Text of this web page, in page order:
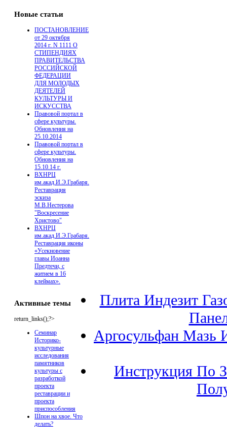
Новые статьи
ПОСТАНОВЛЕНИЕ
от 29 октября
2014 г. N 1111 О
СТИПЕНДИЯХ
ПРАВИТЕЛЬСТВА
РОССИЙСКОЙ
ФЕДЕРАЦИИ
ДЛЯ МОЛОДЫХ
ДЕЯТЕЛЕЙ
КУЛЬТУРЫ И
ИСКУССТВА
Правовой портал в
сфере культуры.
Обновления на
25.10.2014
Правовой портал в
сфере культуры.
Обновления на
15.10.14 г.
ВХНРЦ
им.акад.И.Э.Грабаря.
Реставрация
эскиза
М.В.Нестерова
"Воскресение
Христово"
ВХНРЦ
им.акад.И.Э.Грабаря.
Реставрация иконы
«Усекновение
главы Иоанна
Предтечи, с
житием в 16
клеймах».
Активные темы
return_links();?>
Семинар
Историко-
культурные
исследования
памятников
культуры с
разработкой
проекта
реставрации и
проекта
приспособления
Шпон на хвое. Что
делать?
Плита Индезит
Аргосульфан Мазь
Инструкция По